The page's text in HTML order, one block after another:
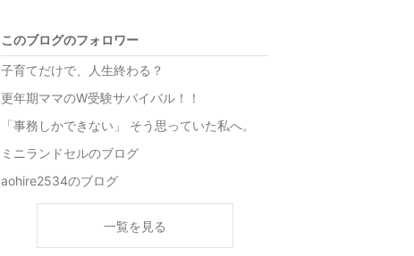
このブログのフォロワー
子育てだけで、人生終わる？
​更年期ママのW受験サバイバル！！
「事務しかできない」 そう思っていた私へ。
ミニランドセルのブログ
aohire2534のブログ
一覧を見る